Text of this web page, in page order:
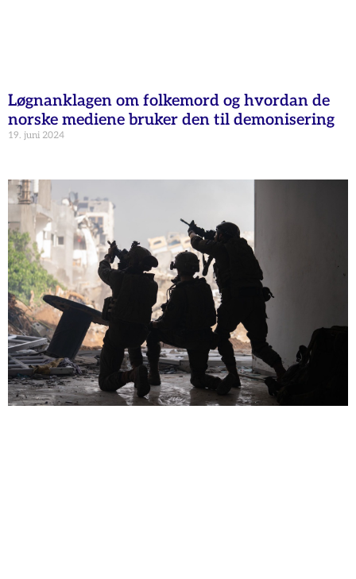
Løgnanklagen om folkemord og hvordan de
norske mediene bruker den til demonisering
19. juni 2024